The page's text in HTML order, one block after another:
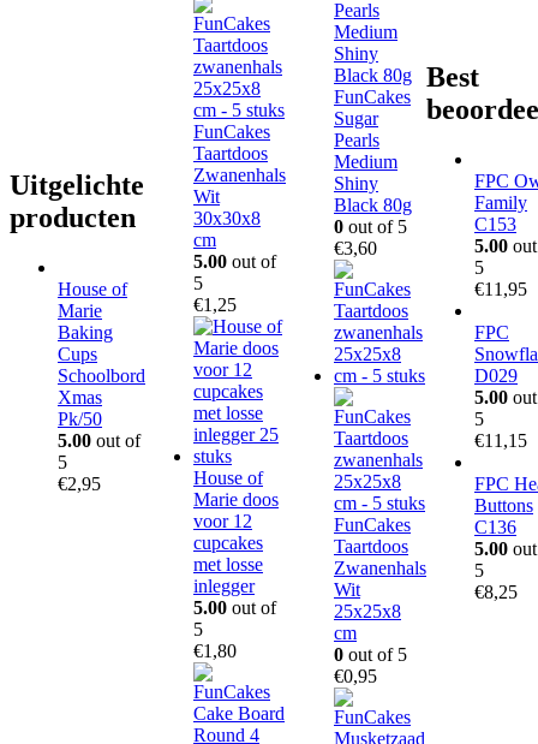
Uitgelichte
producten
House of
Marie
Baking
Cups
Schoolbord
Xmas
Pk/50
5.00 out of
5
€2,95
FunCakes
Taartdoos
Zwanenhals
Wit
30x30x8
cm
5.00 out of
5
€1,25
House of
Marie doos
voor 12
cupcakes
met losse
inlegger
5.00 out of
5
€1,80
FunCakes
Sugar
Pearls
Medium
Shiny
Black 80g
0 out of 5
€3,60
FunCakes
Taartdoos
Zwanenhals
Wit
25x25x8
cm
0 out of 5
€0,95
Best
FPC
Family
C153
5.00
5
€11,95
FPC
D029
5.00
5
€11,15
FPC
Buttons
C136
5.00
5
€8,25